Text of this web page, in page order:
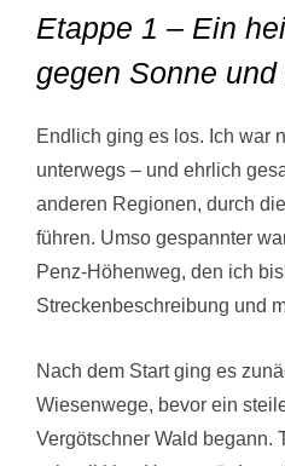
Etappe 1 – Ein
gegen Sonne und
Endlich ging es los. Ich war
unterwegs – und ehrlich
anderen Regionen, durch
führen. Umso gespannter
Penz-Höhenweg, den ich
Streckenbeschreibung und
Nach dem Start ging es
Wiesenwege, bevor ein
Vergötschner Wald begann.